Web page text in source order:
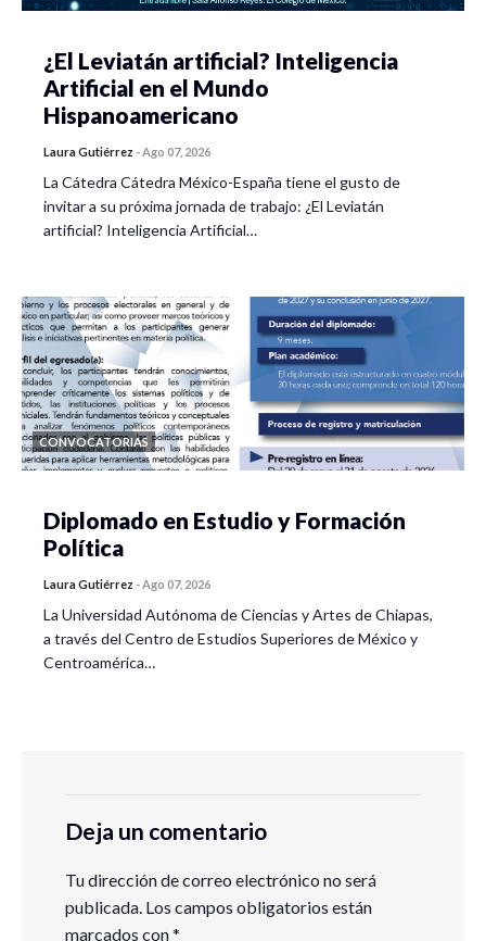
¿El Leviatán artificial? Inteligencia
Artificial en el Mundo
Hispanoamericano
Laura Gutiérrez -Ago 07, 2026
La Cátedra Cátedra México-España tiene el gusto de
invitar a su próxima jornada de trabajo: ¿El Leviatán
artificial? Inteligencia Artificial…
CONVOCATORIAS
Diplomado en Estudio y Formación
Política
Laura Gutiérrez -Ago 07, 2026
La Universidad Autónoma de Ciencias y Artes de Chiapas,
a través del Centro de Estudios Superiores de México y
Centroamérica…
Deja un comentario
Tu dirección de correo electrónico no será
publicada. Los campos obligatorios están
marcados con*